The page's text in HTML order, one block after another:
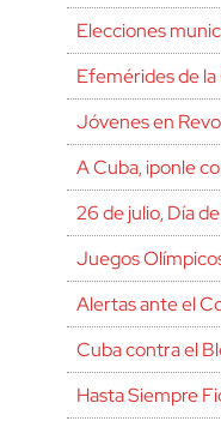
Elecciones
Efemérides de
Jóvenes en
A Cuba, ¡ponle
26 de julio, Día
Juegos
Alertas ante el
Cuba contra el
Hasta Siempre